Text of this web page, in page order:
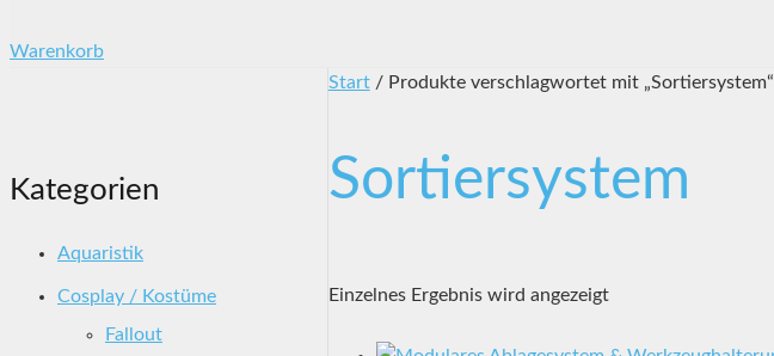
Warenkorb
Kategorien
Aquaristik
Cosplay / Kostüme
Fallout
Start/ Produkte verschlagwortet mit „Sortiersystem“
Sortiersystem
Einzelnes Ergebnis wird angezeigt